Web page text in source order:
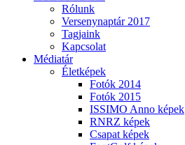
Rólunk
Versenynaptár 2017
Tagjaink
Kapcsolat
Médiatár
Életképek
Fotók 2014
Fotók 2015
ISSIMO Anno képek
RNRZ képek
Csapat képek